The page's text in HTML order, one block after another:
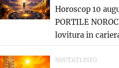
Horoscop 10
PORTILE
lovitura in
NOUTATI.INFO